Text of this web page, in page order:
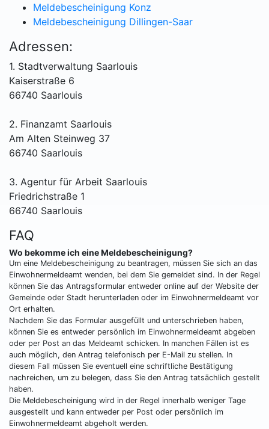
Meldebescheinigung Konz
Meldebescheinigung Dillingen-Saar
Adressen:
1. Stadtverwaltung Saarlouis
Kaiserstraße 6
66740 Saarlouis
2. Finanzamt Saarlouis
Am Alten Steinweg 37
66740 Saarlouis
3. Agentur für Arbeit Saarlouis
Friedrichstraße 1
66740 Saarlouis
FAQ
Wo bekomme ich eine Meldebescheinigung?
Um eine Meldebescheinigung zu beantragen, müssen Sie sich an das
Einwohnermeldeamt wenden, bei dem Sie gemeldet sind. In der Regel
können Sie das Antragsformular entweder online auf der Website der
Gemeinde oder Stadt herunterladen oder im Einwohnermeldeamt vor
Ort erhalten.
Nachdem Sie das Formular ausgefüllt und unterschrieben haben,
können Sie es entweder persönlich im Einwohnermeldeamt abgeben
oder per Post an das Meldeamt schicken. In manchen Fällen ist es
auch möglich, den Antrag telefonisch per E-Mail zu stellen. In
diesem Fall müssen Sie eventuell eine schriftliche Bestätigung
nachreichen, um zu belegen, dass Sie den Antrag tatsächlich gestellt
haben.
Die Meldebescheinigung wird in der Regel innerhalb weniger Tage
ausgestellt und kann entweder per Post oder persönlich im
Einwohnermeldeamt abgeholt werden.